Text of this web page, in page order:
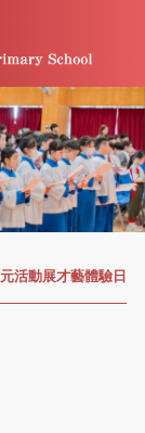
活動展才藝體驗日